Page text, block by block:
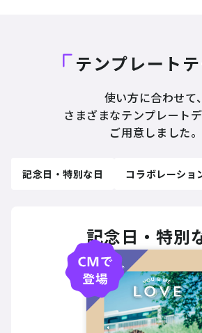
テンプレート
使い方に合わせて、
さまざまなテンプレート
ご用意しました。
記念日・特別な日 コラボレーショ
記念日・特別